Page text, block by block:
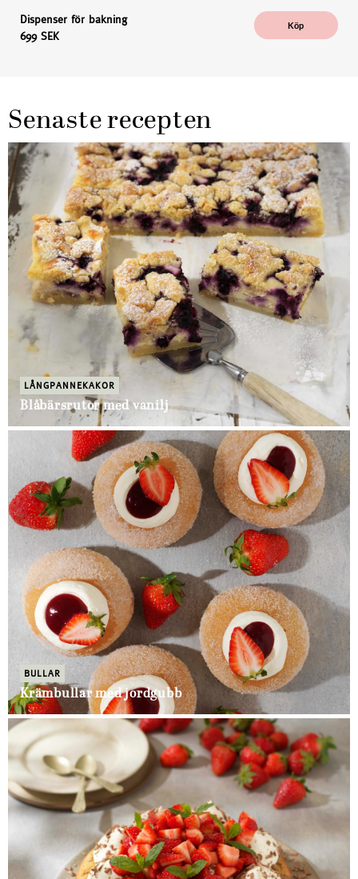
Dispenser för bakning
699 SEK
Köp
Senaste recepten
LÅNGPANNEKAKOR
Blåbärsrutor med vanilj
BULLAR
Krämbullar med jordgubb